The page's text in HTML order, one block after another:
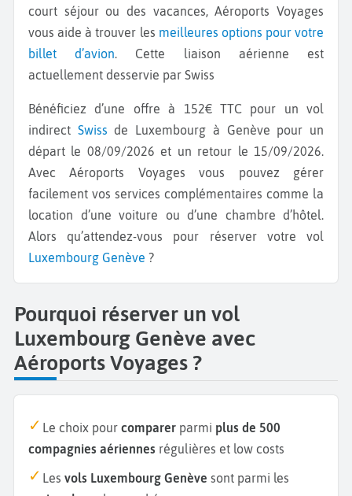
court séjour ou des vacances, Aéroports Voyages
vous aide à trouver les meilleures options pour votre
billet d’avion. Cette liaison aérienne est
actuellement desservie par Swiss
Bénéficiez d’une offre à 152€ TTC pour un vol
indirect Swiss de Luxembourg à Genève pour un
départ le 08/09/2026 et un retour le 15/09/2026.
Avec Aéroports Voyages vous pouvez gérer
facilement vos services complémentaires comme la
location d’une voiture ou d’une chambre d’hôtel.
Alors qu’attendez-vous pour réserver votre vol
Luxembourg Genève ?
Pourquoi réserver un vol
Luxembourg Genève avec
Aéroports Voyages ?
Le choix pour comparer parmi plus de 500
compagnies aériennes régulières et low costs
Les vols Luxembourg Genève sont parmi les